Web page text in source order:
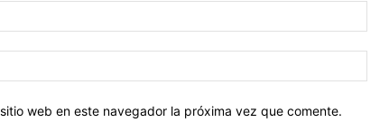
web en este navegador la próxima vez que comente.